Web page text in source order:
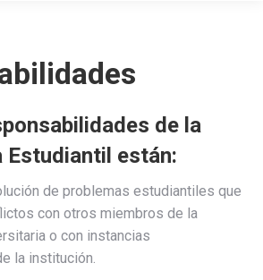
de la
Estudiantil están:
de problemas estudiantiles que
con otros miembros de la
o con instancias
la institución.